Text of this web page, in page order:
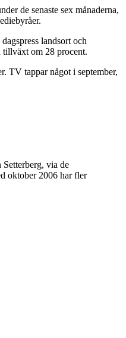
de senaste sex månaderna,
landsort och
tillväxt om 28 procent.
TV tappar något i september,
via de
oktober 2006 har fler